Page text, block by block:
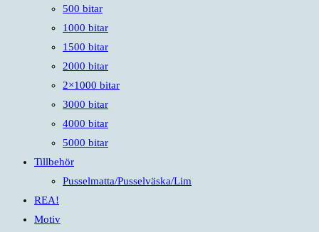
500 bitar
1000 bitar
1500 bitar
2000 bitar
2×1000 bitar
3000 bitar
4000 bitar
5000 bitar
Tillbehör
Pusselmatta/Pusselväska/Lim
REA!
Motiv